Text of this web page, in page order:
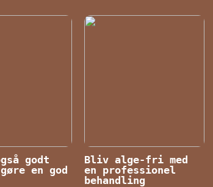
godt
en god
Bliv alge-fri med
en professionel
behandling